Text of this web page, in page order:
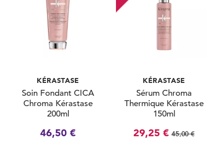
KÉRASTASE
Soin Fondant CICA
Chroma Kérastase
200ml
46,50 €
KÉRASTASE
Sérum Chroma
Thermique Kérastase
150ml
29,25 € 45,00 €